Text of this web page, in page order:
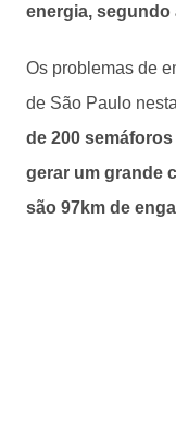
energia, segundo
Os problemas de
de São Paulo
de 200
gerar um grande
são 97km de